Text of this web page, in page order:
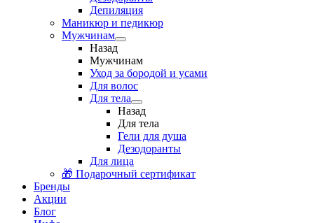
Депиляция
Маникюр и педикюр
Мужчинам
Назад
Мужчинам
Уход за бородой и усами
Для волос
Для тела
Назад
Для тела
Гели для душа
Дезодоранты
Для лица
🎁 Подарочный сертификат
Бренды
Акции
Блог